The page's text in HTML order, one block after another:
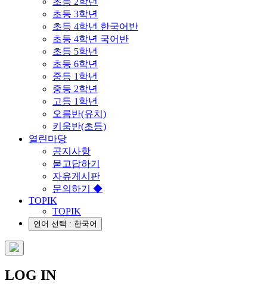
초등 3학년
초등 4학년 한국어반
초등 4학년 국어반
초등 5학년
초등 6학년
중등 1학년
중등 2학년
고등 1학년
오름반(유치)
키움반(초등)
열린마당
공지사항
묻고답하기
자유게시판
문의하기 ◆
TOPIK
TOPIK
언어 선택 : 한국어
LOG IN